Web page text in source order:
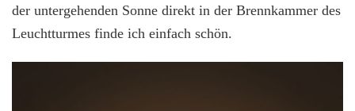
der untergehenden Sonne direkt in der Brennkammer des
Leuchtturmes finde ich einfach schön.